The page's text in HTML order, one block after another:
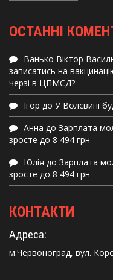
ОСТАННІ
Ванько Віктор
записатись на
черзі в ЦПМСД?
Ігор до У Волсвині
Анна до Зарплата
зросте до 8 494 грн
Юлія до Зарплата
зросте до 8 494 грн
КОНТАКТИ
Адреса:
м.Червоноград, вул.